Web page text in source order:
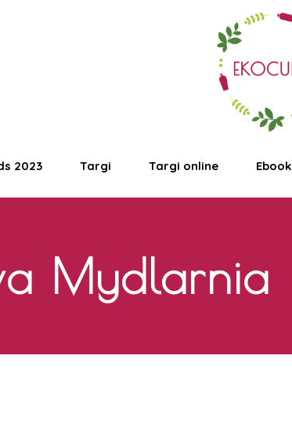
2023 Targi Targi online Ebook
Mydlarnia